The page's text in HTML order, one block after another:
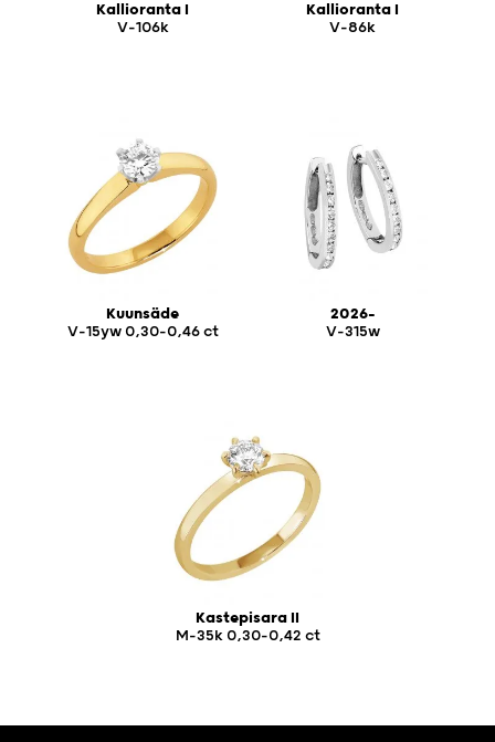
Kallioranta I
V-106k
Kallioranta I
V-86k
Kuunsäde
V-15yw 0,30-0,46 ct
2026-
V-315w
Kastepisara II
M-35k 0,30-0,42 ct